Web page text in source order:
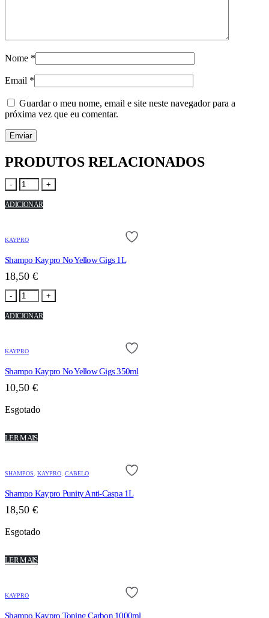
Nome *
Email *
Guardar o meu nome, email e site neste navegador para a
próxima vez que eu comentar.
PRODUTOS RELACIONADOS
- +
ADICIONAR
KAYPRO
Shampo Kaypro No Yellow Gigs 1L
18,50 €
- +
ADICIONAR
KAYPRO
Shampo Kaypro No Yellow Gigs 350ml
10,50 €
Esgotado
LER MAIS
SHAMPOS, KAYPRO, CABELO
Shampo Kaypro Punity Anti-Caspa 1L
18,50 €
Esgotado
LER MAIS
KAYPRO
Shampo Kaypro Toning Carbon 1000ml